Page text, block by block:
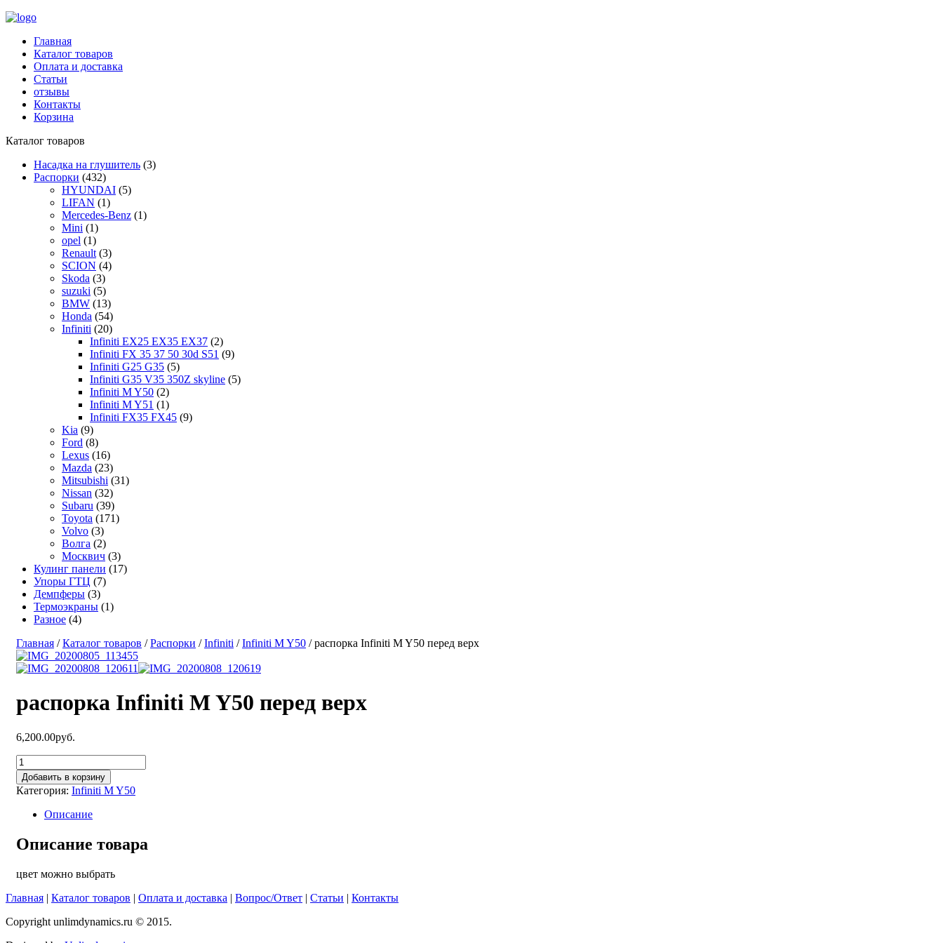
Главная
Каталог товаров
Оплата и доставка
Статьи
отзывы
Контакты
Корзина
Каталог товаров
Насадка на глушитель (3)
Распорки (432)
HYUNDAI (5)
LIFAN (1)
Mercedes-Benz (1)
Mini (1)
opel (1)
Renault (3)
SCION (4)
Skoda (3)
suzuki (5)
BMW (13)
Honda (54)
Infiniti (20)
Infiniti EX25 EX35 EX37 (2)
Infiniti FX 35 37 50 30d S51 (9)
Infiniti G25 G35 (5)
Infiniti G35 V35 350Z skyline (5)
Infiniti M Y50 (2)
Infiniti M Y51 (1)
Infiniti FX35 FX45 (9)
Kia (9)
Ford (8)
Lexus (16)
Mazda (23)
Mitsubishi (31)
Nissan (32)
Subaru (39)
Toyota (171)
Volvo (3)
Волга (2)
Москвич (3)
Кулинг панели (17)
Упоры ГТЦ (7)
Демпферы (3)
Термоэкраны (1)
Разное (4)
Главная /Каталог товаров /Распорки /Infiniti /Infiniti M Y50 / распорка Infiniti M Y50 перед верх
распорка Infiniti M Y50 перед верх
6,200.00руб.
Добавить в корзину
Категория: Infiniti M Y50
Описание
Описание товара
цвет можно выбрать
Главная | Каталог товаров | Оплата и доставка | Вопрос/Ответ | Статьи | Контакты
Copyright unlimdynamics.ru © 2015.